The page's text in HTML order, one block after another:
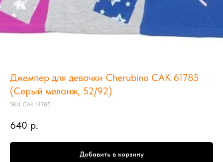
Джемпер для девочки Cherubino CAК 61785
(Серый меланж, 52/92)
SKU: CAК 61785
640 р.
Добавить в корзину